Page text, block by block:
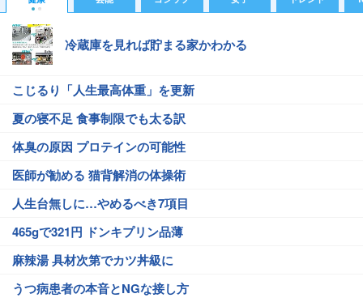
冷蔵庫を見れば貯まる家かわかる
こじるり「人生最高体重」を更新
夏の寝不足 食事制限でも太る訳
体臭の原因 プロテインの可能性
医師が勧める 猫背解消の体操術
人生台無しに…やめるべき7項目
465gで321円 ドンキプリン品薄
麻辣湯 具材次第でカツ丼級に
うつ病患者の本音とNGな接し方